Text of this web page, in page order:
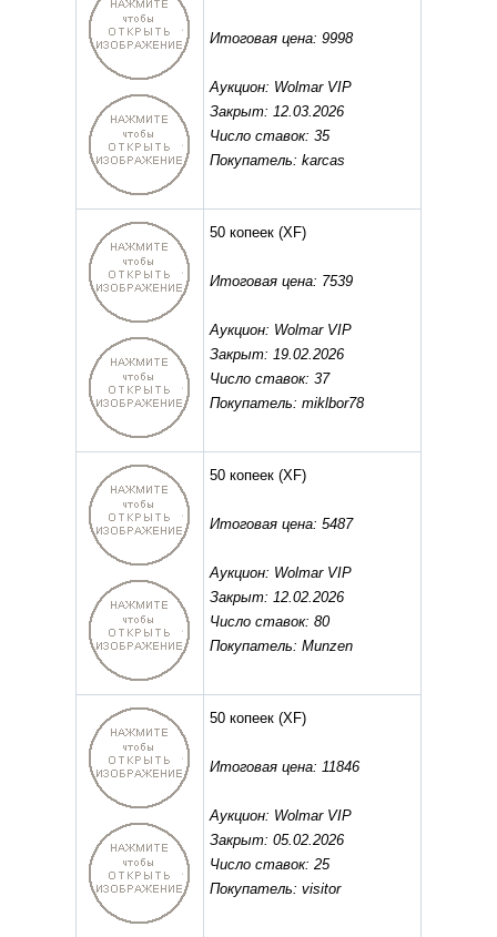
Итоговая цена: 9998
Аукцион: Wolmar VIP
Закрыт: 12.03.2026
Число ставок: 35
Покупатель: karcas
50 копеек (XF)
Итоговая цена: 7539
Аукцион: Wolmar VIP
Закрыт: 19.02.2026
Число ставок: 37
Покупатель: miklbor78
50 копеек (XF)
Итоговая цена: 5487
Аукцион: Wolmar VIP
Закрыт: 12.02.2026
Число ставок: 80
Покупатель: Munzen
50 копеек (XF)
Итоговая цена: 11846
Аукцион: Wolmar VIP
Закрыт: 05.02.2026
Число ставок: 25
Покупатель: visitor